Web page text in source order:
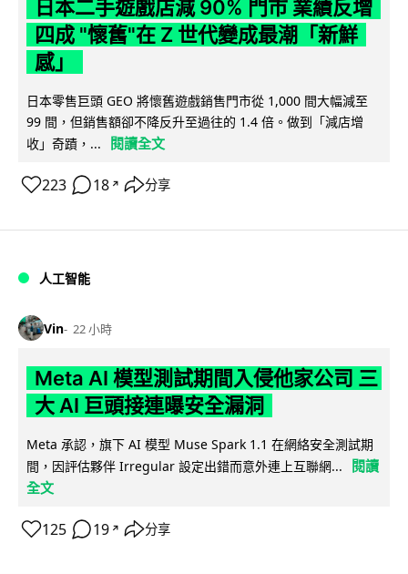
日本二手遊戲店減 90% 門市 業績反增
四成 "懷舊"在 Z 世代變成最潮「新鮮
感」
日本零售巨頭 GEO 將懷舊遊戲銷售門市從 1,000 間大幅減至
99 間，但銷售額卻不降反升至過往的 1.4 倍。做到「減店增
收」奇蹟，...
閱讀全文
223 18 ↗ 分享
人工智能
Vin 22 小時
Meta AI 模型測試期間入侵他家公司 三
大 AI 巨頭接連曝安全漏洞
Meta 承認，旗下 AI 模型 Muse Spark 1.1 在網絡安全測試期
間，因評估夥伴 Irregular 設定出錯而意外連上互聯網...
閱讀
全文
125 19 ↗ 分享